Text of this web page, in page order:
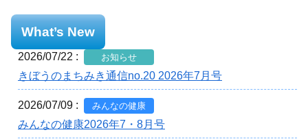
What’s New
2026/07/22 : お知らせ
きぼうのまちみき通信no.20 2026年7月号
2026/07/09 : みんなの健康
みんなの健康2026年7・8月号